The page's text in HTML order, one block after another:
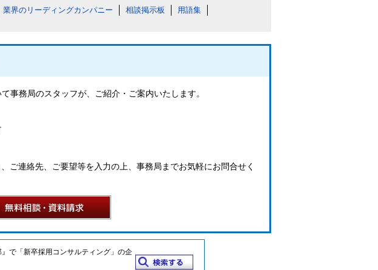
業界のリーディングカンパニー 相談掲示板 用語集
事務局のスタッフが、ご紹介・ご案内いたします。
ご連絡先、ご要望等を入力の上、事務局までお気軽にお問合せく
』で「新卒採用コンサルティング」の企